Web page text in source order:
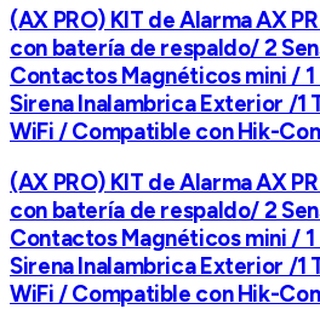
(AX PRO) KIT de Alarma AX
con batería de respaldo/ 2
Contactos Magnéticos mini /
Sirena Inalambrica Exterior /1
WiFi / Compatible con Hik-
(AX PRO) KIT de Alarma AX
con batería de respaldo/ 2
Contactos Magnéticos mini /
Sirena Inalambrica Exterior /1
WiFi / Compatible con Hik-